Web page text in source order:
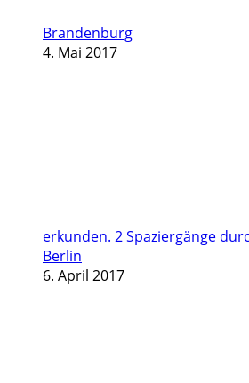
Brandenburg
4. Mai 2017
erkunden. 2 Spaziergänge
Berlin
6. April 2017